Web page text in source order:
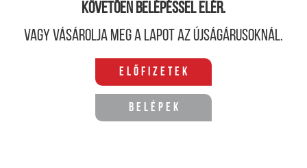
követően belépéssel elér.
Vagy vásárolja meg a lapot az újságárusoknál.
Előfizetek
Belépek